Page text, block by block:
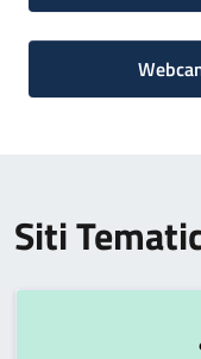
Siti